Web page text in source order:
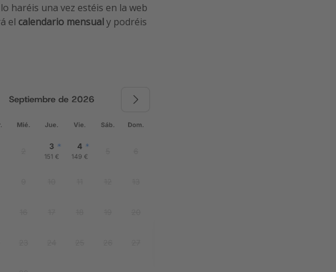
haréis una vez estéis en la web
el calendario mensualy podréis